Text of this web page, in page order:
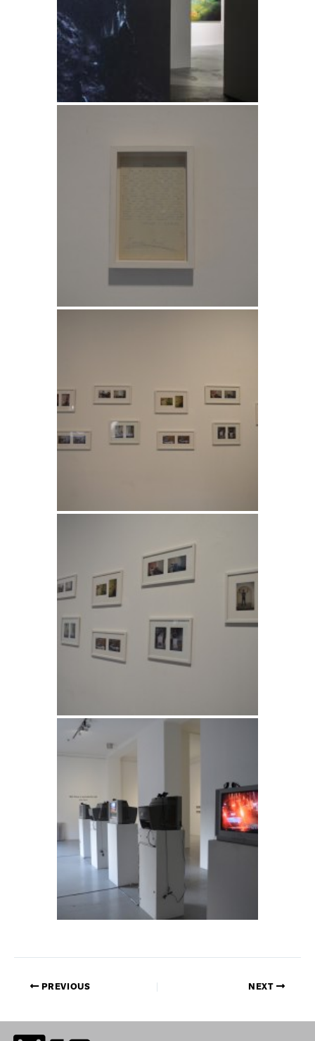
PREVIOUS NEXT